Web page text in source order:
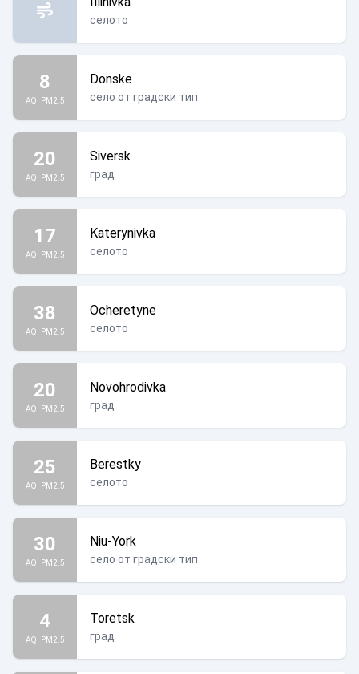
селото
8
AQI PM2.5
Donske
село от градски тип
20
AQI PM2.5
Siversk
град
17
AQI PM2.5
Katerynivka
селото
38
AQI PM2.5
Ocheretyne
селото
20
AQI PM2.5
Novohrodivka
град
25
AQI PM2.5
Berestky
селото
30
AQI PM2.5
Niu-York
село от градски тип
4
AQI PM2.5
Toretsk
град